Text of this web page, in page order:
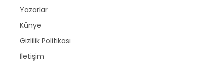
Yazarlar
Künye
Gizlilik Politikası
İletişim